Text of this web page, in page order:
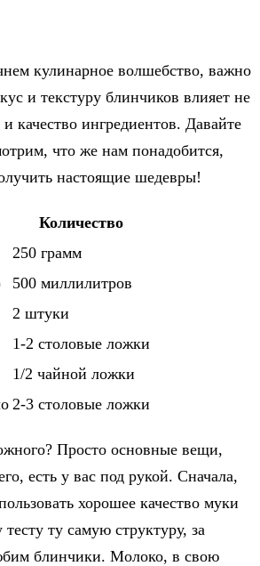
кулинарное волшебство, важно
и текстуру блинчиков влияет не
качество ингредиентов. Давайте
что же нам понадобится,
настоящие шедевры!
Количество
250 грамм
500 миллилитров
2 штуки
1-2 столовые ложки
1/2 чайной ложки
2-3 столовые ложки
Просто основные вещи,
есть у вас под рукой. Сначала,
хорошее качество муки
ту самую структуру, за
блинчики. Молоко, в свою